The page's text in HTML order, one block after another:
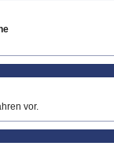
vor.